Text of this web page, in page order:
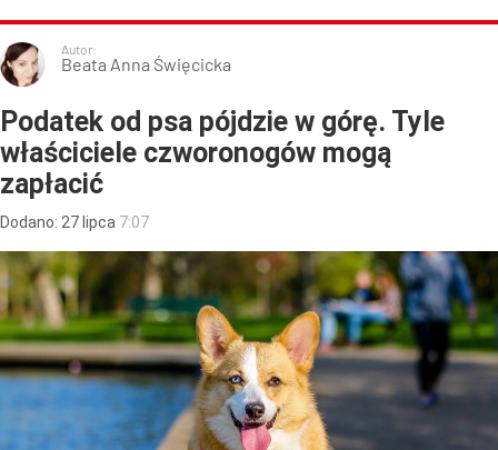
Autor:
Beata Anna Święcicka
Podatek od psa pójdzie w górę. Tyle
właściciele czworonogów mogą
zapłacić
Dodano: 27 lipca 7:07